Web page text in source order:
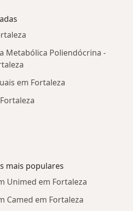
Metabólica Poliendócrina -
em Fortaleza
mais populares
Unimed em Fortaleza
Camed em Fortaleza